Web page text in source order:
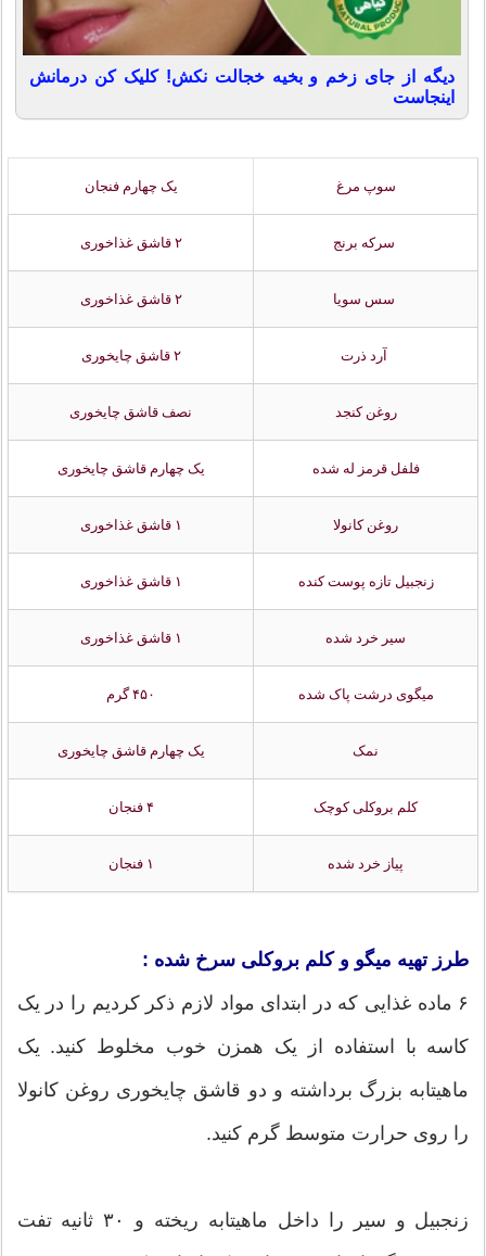
دیگه از جای زخم و بخیه خجالت نکش! کلیک کن درمانش
اینجاست
سوپ مرغ یک چهارم فنجان
سرکه برنج ۲ قاشق غذاخوری
سس سویا ۲ قاشق غذاخوری
آرد ذرت ۲ قاشق چایخوری
روغن کنجد نصف قاشق چایخوری
فلفل قرمز له شده یک چهارم قاشق چایخوری
روغن کانولا ۱ قاشق غذاخوری
زنجبیل تازه پوست کنده ۱ قاشق غذاخوری
سیر خرد شده ۱ قاشق غذاخوری
میگوی درشت پاک شده ۴۵۰ گرم
نمک یک چهارم قاشق چایخوری
کلم بروکلی کوچک ۴ فنجان
پیاز خرد شده ۱ فنجان
طرز تهیه میگو و کلم بروکلی سرخ شده :
۶ ماده غذایی که در ابتدای مواد لازم ذکر کردیم را در یک
کاسه با استفاده از یک همزن خوب مخلوط کنید. یک
ماهیتابه بزرگ برداشته و دو قاشق چایخوری روغن کانولا
را روی حرارت متوسط گرم کنید.
زنجبیل و سیر را داخل ماهیتابه ریخته و ۳۰ ثانیه تفت